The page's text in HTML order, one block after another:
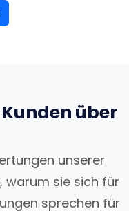
über
unserer
warum sie sich für
sprechen für